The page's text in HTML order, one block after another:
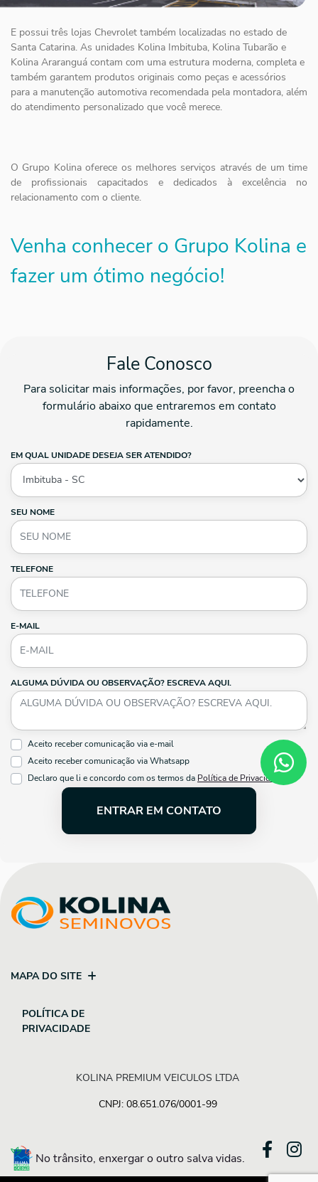
E possui três lojas Chevrolet também localizadas no estado de
Santa Catarina. As unidades Kolina Imbituba, Kolina Tubarão e
Kolina Araranguá contam com uma estrutura moderna, completa e
também garantem produtos originais como peças e acessórios
para a manutenção automotiva recomendada pela montadora, além
do atendimento personalizado que você merece.
O Grupo Kolina oferece os melhores serviços através de um time
de profissionais capacitados e dedicados à excelência no
relacionamento com o cliente.
Venha conhecer o Grupo Kolina e
fazer um ótimo negócio!
Fale Conosco
Para solicitar mais informações, por favor, preencha o
formulário abaixo que entraremos em contato
rapidamente.
EM QUAL UNIDADE DESEJA SER ATENDIDO?
SEU NOME
TELEFONE
E-MAIL
ALGUMA DÚVIDA OU OBSERVAÇÃO? ESCREVA AQUI.
Aceito receber comunicação via e-mail
Aceito receber comunicação via Whatsapp
Declaro que li e concordo com os termos da Política de Privacidade
ENTRAR EM CONTATO
MAPA DO SITE
POLÍTICA DE
PRIVACIDADE
KOLINA PREMIUM VEICULOS LTDA
CNPJ: 08.651.076/0001-99
No trânsito, enxergar o outro salva vidas.